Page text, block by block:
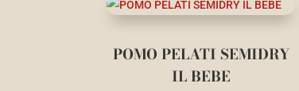
POMO PELATI SEMIDRY
IL BEBE